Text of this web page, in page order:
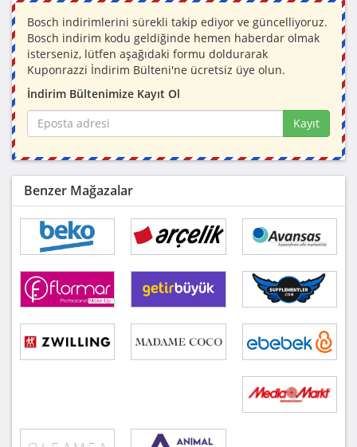
Bosch indirimlerini sürekli takip ediyor ve güncelliyoruz.
Bosch indirim kodu geldiğinde hemen haberdar olmak
isterseniz, lütfen aşağıdaki formu doldurarak
Kuponrazzi İndirim Bülteni'ne ücretsiz üye olun.
İndirim Bültenimize Kayıt Ol
Kayıt
Benzer Mağazalar